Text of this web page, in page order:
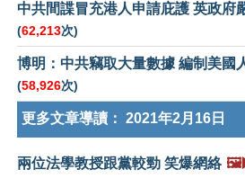
中共間諜冒充港人申請庇護 英政府
(62,213次)
博明：中共竊取大量數據 編制美國
(58,926次)
更多文章導讀： 2021年2月16日
兩位法學教授跟黨較勁 笑爆網絡